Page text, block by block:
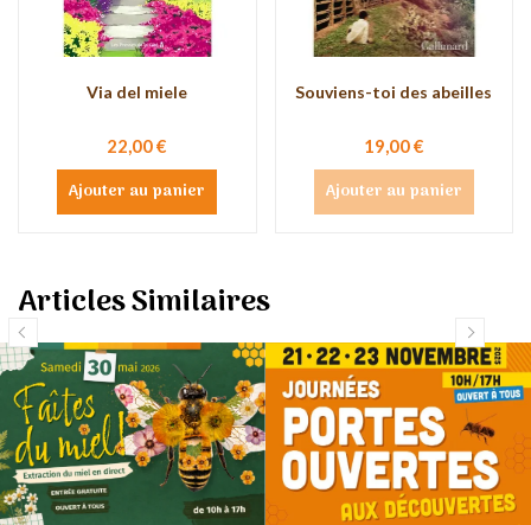
Via del miele
22,00 €
Ajouter au panier
Souviens-toi des abeilles
19,00 €
Ajouter au panier
Articles Similaires